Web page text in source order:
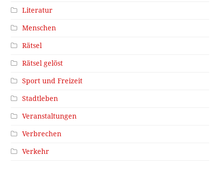
Literatur
Menschen
Rätsel
Rätsel gelöst
Sport und Freizeit
Stadtleben
Veranstaltungen
Verbrechen
Verkehr